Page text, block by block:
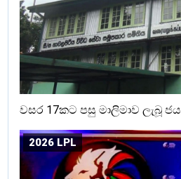
වසර 17කට පසු මාලිමාව ලැබූ ජය
2026 LPL